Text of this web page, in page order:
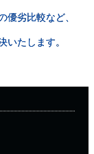
優劣比較など、
いたします。